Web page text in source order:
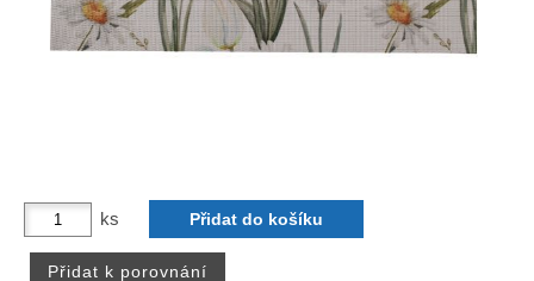
ks